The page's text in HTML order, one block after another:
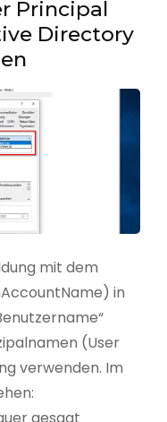
Principal
Directory
mit dem
in
(User
verwenden. Im